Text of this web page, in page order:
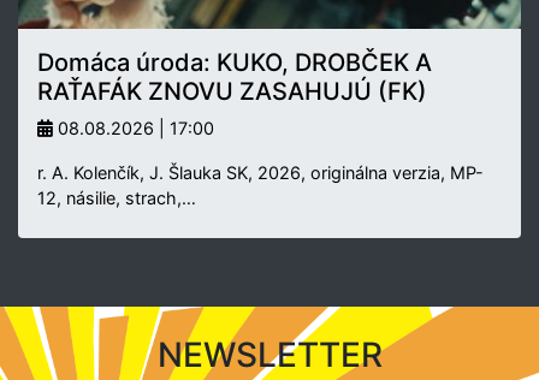
Domáca úroda: KUKO, DROBČEK A
RAŤAFÁK ZNOVU ZASAHUJÚ (FK)
08.08.2026 | 17:00
r. A. Kolenčík, J. Šlauka SK, 2026, originálna verzia, MP-
12, násilie, strach,…
NEWSLETTER